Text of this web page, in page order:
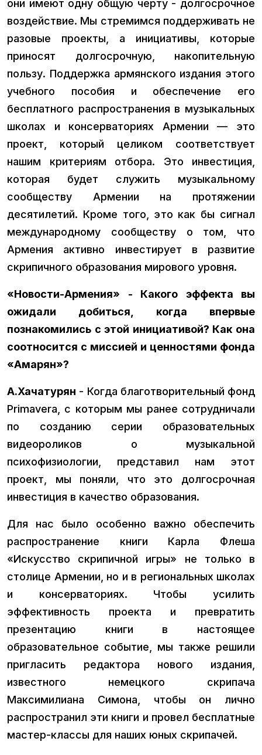
они имеют одну общую черту - долгосрочное
воздействие. Мы стремимся поддерживать не
разовые проекты, а инициативы, которые
приносят долгосрочную, накопительную
пользу. Поддержка армянского издания этого
учебного пособия и обеспечение его
бесплатного распространения в музыкальных
школах и консерваториях Армении — это
проект, который целиком соответствует
нашим критериям отбора. Это инвестиция,
которая будет служить музыкальному
сообществу Армении на протяжении
десятилетий. Кроме того, это как бы сигнал
международному сообществу о том, что
Армения активно инвестирует в развитие
скрипичного образования мирового уровня.
«Новости-Армения» - Какого эффекта вы
ожидали добиться, когда впервые
познакомились с этой инициативой? Как она
соотносится с миссией и ценностями фонда
«Амарян»?
А.Хачатурян - Когда благотворительный фонд
Primavera, с которым мы ранее сотрудничали
по созданию серии образовательных
видеороликов о музыкальной
психофизиологии, представил нам этот
проект, мы поняли, что это долгосрочная
инвестиция в качество образования.
Для нас было особенно важно обеспечить
распространение книги Карла Флеша
«Искусство скрипичной игры» не только в
столице Армении, но и в региональных школах
и консерваториях. Чтобы усилить
эффективность проекта и превратить
презентацию книги в настоящее
образовательное событие, мы также решили
пригласить редактора нового издания,
известного немецкого скрипача
Максимилиана Симона, чтобы он лично
распространил эти книги и провел бесплатные
мастер-классы для наших юных скрипачей.